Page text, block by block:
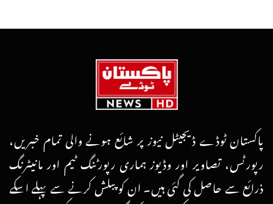
پاکستان ٹوڈے ڈیجیٹل نیوز پر شائع ہونے والی تمام خبریں،
رپورٹس، تصاویر اور وڈیوز ہماری رپورٹنگ ٹیم اور مانیٹرنگ
ذرائع سے حاصل کی گئی ہیں۔ ان کو پبلش کرنے سے پہلے اسکے